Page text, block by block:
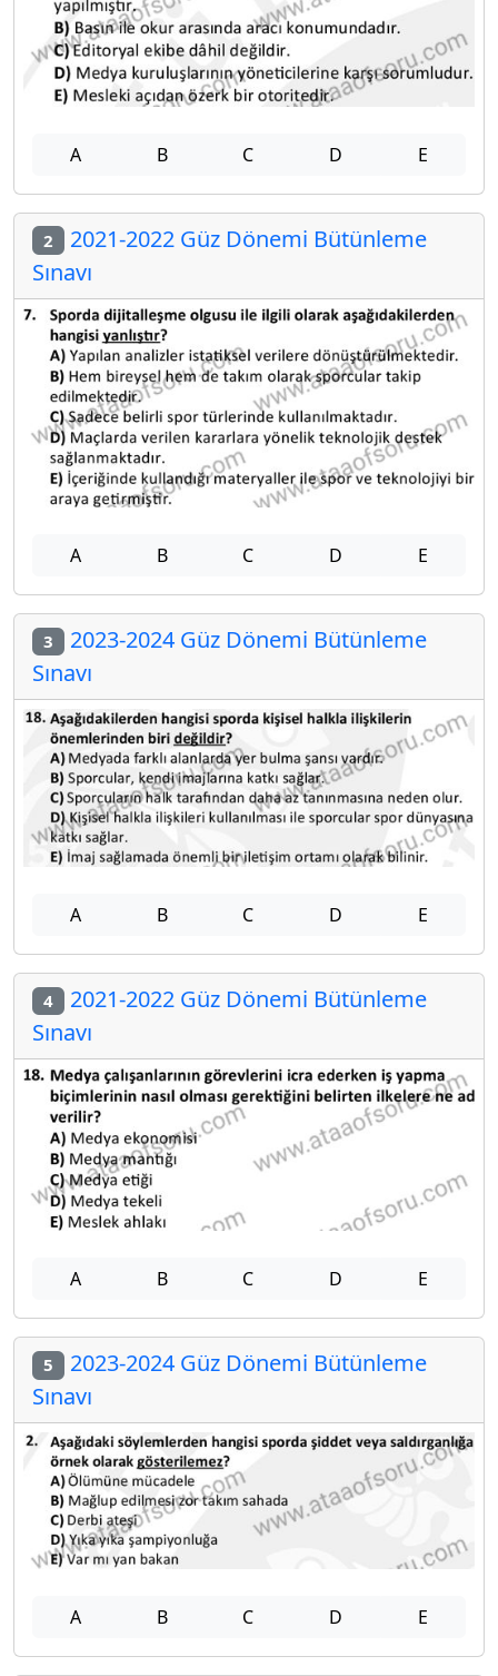
A B C D E
2 2021-2022 Güz Dönemi Bütünleme
Sınavı
A B C D E
3 2023-2024 Güz Dönemi Bütünleme
Sınavı
A B C D E
4 2021-2022 Güz Dönemi Bütünleme
Sınavı
A B C D E
5 2023-2024 Güz Dönemi Bütünleme
Sınavı
A B C D E